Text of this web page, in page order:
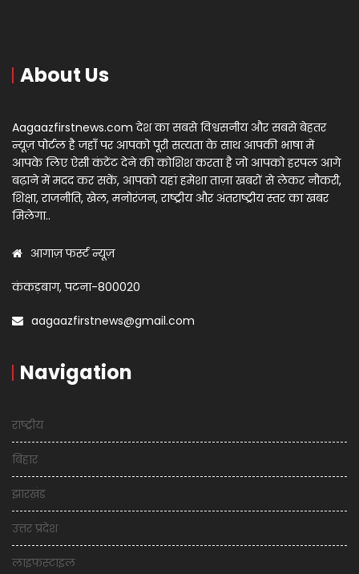
About Us
Aagaazfirstnews.com देश का सबसे विश्वसनीय और सबसे बेहतर
न्यूज़ पोर्टल है जहाँ पर आपको पूरी सत्यता के साथ आपकी भाषा में
आपके लिए ऐसी कंटेंट देने की कोशिश करता है जो आपको हरपल आगे
बढ़ाने में मदद कर सकें, आपको यहां हमेशा ताज़ा खबरों से लेकर नौकरी,
शिक्षा, राजनीति, खेल, मनोरंजन, राष्ट्रीय और अंतराष्ट्रीय स्तर का खबर
मिलेगा..
आगाज़ फर्स्ट न्यूज़
कंकड़बाग, पटना-800020
aagaazfirstnews@gmail.com
Navigation
राष्ट्रीय
बिहार
झारखंड
उत्तर प्रदेश
लाइफस्टाइल